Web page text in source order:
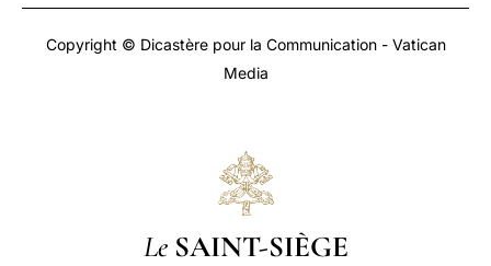
Copyright © Dicastère pour la Communication - Vatican
Media
Le SAINT-SIÈGE